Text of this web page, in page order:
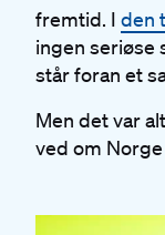
fremtid. I den
ingen seriøse
står foran et
Men det var
ved om